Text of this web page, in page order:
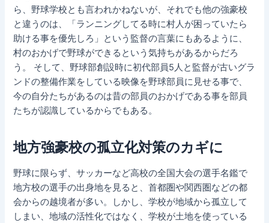
ら、野球学校とも言われかねないが、それでも他の強豪校
と違うのは、「ランニングしてる時に村人が困っていたら
助ける事を優先しろ」という監督の言葉にもあるように、
村のおかげで野球ができるという気持ちがあるからだろ
う。 そして、野球部創設時に初代部員5人と監督が古いグラ
ンドの整備作業をしている映像を野球部員に見せる事で、
今の自分たちがあるのは昔の部員のおかげである事を部員
たちが認識しているからでもある。
地方強豪校の孤立化対策のカギに
野球に限らず、サッカーなど高校の全国大会の選手名鑑で
地方校の選手の出身地を見ると、首都圏や関西圏などの都
会からの越境者が多い。しかし、学校が地域から孤立して
しまい、地域の活性化ではなく、学校が土地を使っている